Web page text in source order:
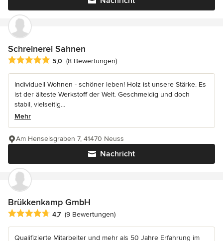
Schreinerei Sahnen
Durchschnittliche Bewertung: 5 von 5 Sternen
5,0 (8 Bewertungen)
Individuell Wohnen - schöner leben! Holz ist unsere Stärke. Es
ist der älteste Werkstoff der Welt. Geschmeidig und doch
stabil, vielseitig...
Mehr
Nachricht
Am Henselsgraben 7, 41470 Neuss
Brükkenkamp GmbH
Durchschnittliche Bewertung: 4.7 von 5 Sternen
4,7 (9 Bewertungen)
Qualifizierte Mitarbeiter und mehr als 50 Jahre Erfahrung im